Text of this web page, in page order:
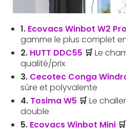
1. Ecovacs Winbot W2
gamme le plus complet
2. HUTT DDC55 🛒Le
qualité/prix
3. Cecotec Conga
sûre et polyvalente
4. Tosima W5 🛒Le
double
5. Ecovacs Winbot Mini 🛒